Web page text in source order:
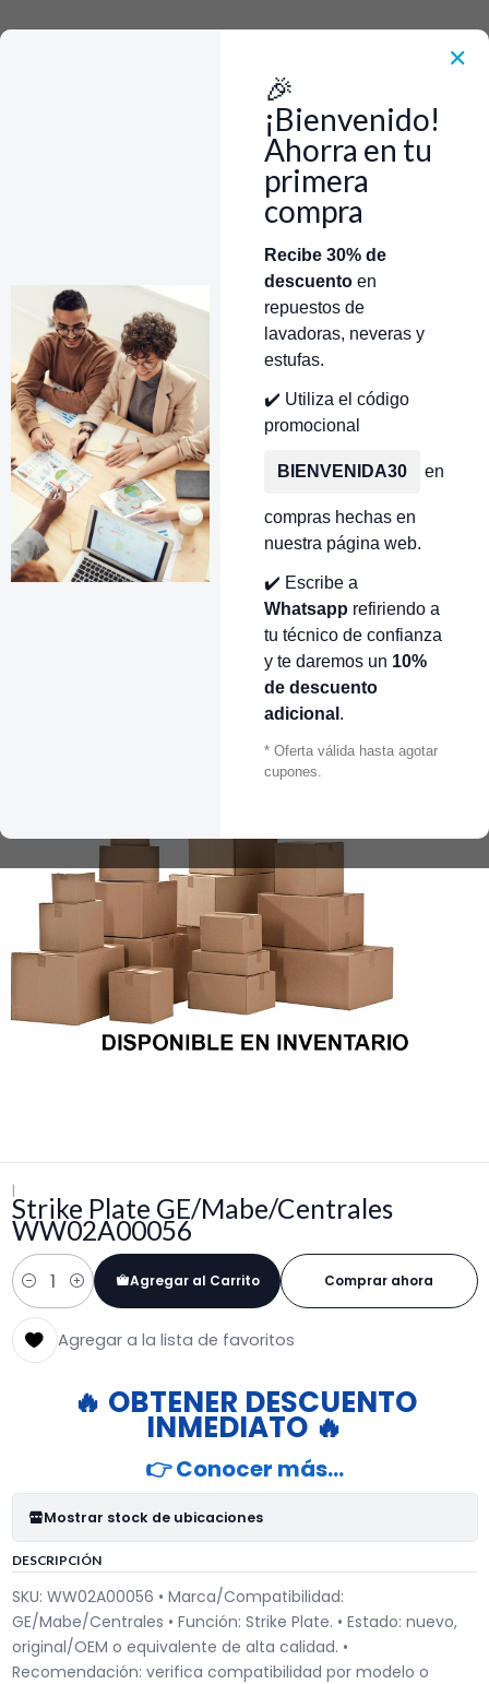
✕
🎉
¡Bienvenido!
Ahorra en tu
primera
compra
Recibe 30% de
descuentoen
repuestos de
lavadoras, neveras y
estufas.
✔️ Utiliza el código
promocional
BIENVENIDA30 en
compras hechas en
nuestra página web.
✔️ Escribe a
Whatsapp refiriendo a
tu técnico de confianza
y te daremos un 10%
de descuento
adicional .
* Oferta válida hasta agotar
cupones.
TiendaTécnicos Autorizados
Donde encontrar modelo? Servicios de Reparación
Strike Plate GE/Mabe/Centrales WW02A00056
|
Strike Plate GE/Mabe/Centrales
WW02A00056
Cantidad
Agregar al Carrito Comprar ahora
Agregar a la lista de favoritos
🔥 OBTENER DESCUENTO
INMEDIATO 🔥
👉 Conocer más…
Mostrar stock de ubicaciones
DESCRIPCIÓN
SKU: WW02A00056 • Marca/Compatibilidad:
GE/Mabe/Centrales • Función: Strike Plate. • Estado: nuevo,
original/OEM o equivalente de alta calidad. •
Recomendación: verifica compatibilidad por modelo o